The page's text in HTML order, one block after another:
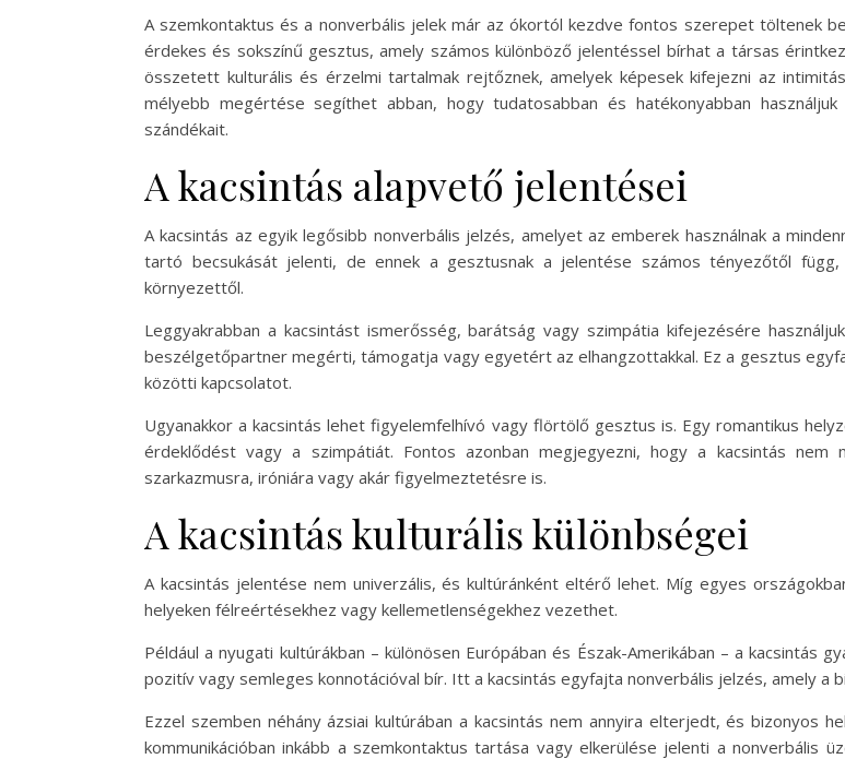
A szemkontaktus és a nonverbális jelek már az ókortól kezdve fontos szerepet töltenek
érdekes és sokszínű gesztus, amely számos különböző jelentéssel bírhat a társas
összetett kulturális és érzelmi tartalmak rejtőznek, amelyek képesek kifejezni az
mélyebb megértése segíthet abban, hogy tudatosabban és hatékonyabban
szándékait.
A kacsintás alapvető jelentései
A kacsintás az egyik legősibb nonverbális jelzés, amelyet az emberek használnak a
tartó becsukását jelenti, de ennek a gesztusnak a jelentése számos tényezőtől
környezettől.
Leggyakrabban a kacsintást ismerősség, barátság vagy szimpátia kifejezésére
beszélgetőpartner megérti, támogatja vagy egyetért az elhangzottakkal. Ez a gesztus
közötti kapcsolatot.
Ugyanakkor a kacsintás lehet figyelemfelhívó vagy flörtölő gesztus is. Egy romantikus
érdeklődést vagy a szimpátiát. Fontos azonban megjegyezni, hogy a kacsintás
szarkazmusra, iróniára vagy akár figyelmeztetésre is.
A kacsintás kulturális különbségei
A kacsintás jelentése nem univerzális, és kultúránként eltérő lehet. Míg egyes
helyeken félreértésekhez vagy kellemetlenségekhez vezethet.
Például a nyugati kultúrákban – különösen Európában és Észak-Amerikában – a
pozitív vagy semleges konnotációval bír. Itt a kacsintás egyfajta nonverbális jelzés, amely a
Ezzel szemben néhány ázsiai kultúrában a kacsintás nem annyira elterjedt, és bizonyos
kommunikációban inkább a szemkontaktus tartása vagy elkerülése jelenti a nonverbális